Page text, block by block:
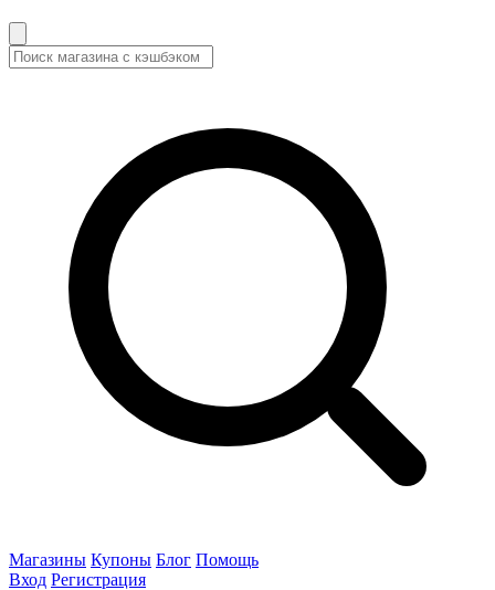
Магазины Купоны Блог Помощь
Вход Регистрация